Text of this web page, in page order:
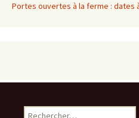
Portes ouvertes à la ferme : dates
Rechercher :